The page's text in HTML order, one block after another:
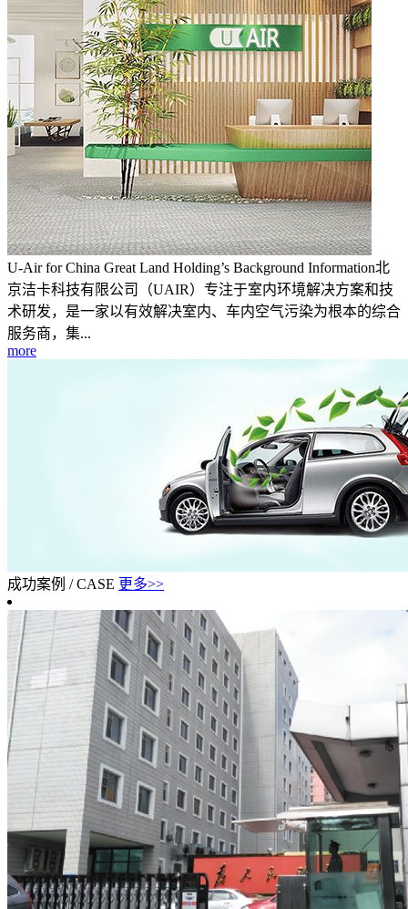
U-Air for China Great Land Holding’s Background Information北
京洁卡科技有限公司（UAIR）专注于室内环境解决方案和技
术研发，是一家以有效解决室内、车内空气污染为根本的综合
服务商，集...
more
成功案例 / CASE 更多>>